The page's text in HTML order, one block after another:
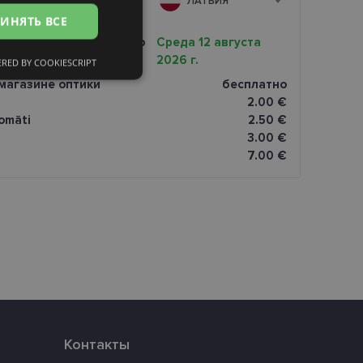
доставка вашего
Среда 12 августа
2026 г.
оптики
бесплатно
2.00 €
2.50 €
3.00 €
7.00 €
Контакты
ВСЕ
и управление
BY COOKIESCRIPT